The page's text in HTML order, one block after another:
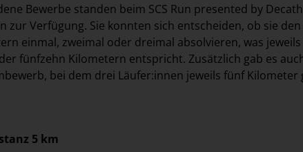
Bewerbe standen beim SCS Run presented by
zur Verfügung. Sie konnten sich entscheiden, ob sie
einmal, zweimal oder dreimal absolvieren, was
fünfzehn Kilometern entspricht. Zusätzlich gab es
bei dem drei Läufer:innen jeweils fünf Kilometer
5 km